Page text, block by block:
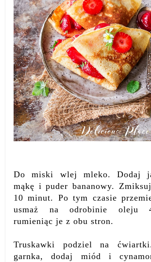
Do miski wlej mleko. Dodaj
mąkę i puder bananowy.
10 minut. Po tym czasie
usmaż na odrobinie oleju
rumieniąc je z obu stron.
Truskawki podziel na
garnka, dodaj miód i